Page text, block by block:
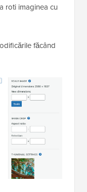
roti imaginea cu
făcând